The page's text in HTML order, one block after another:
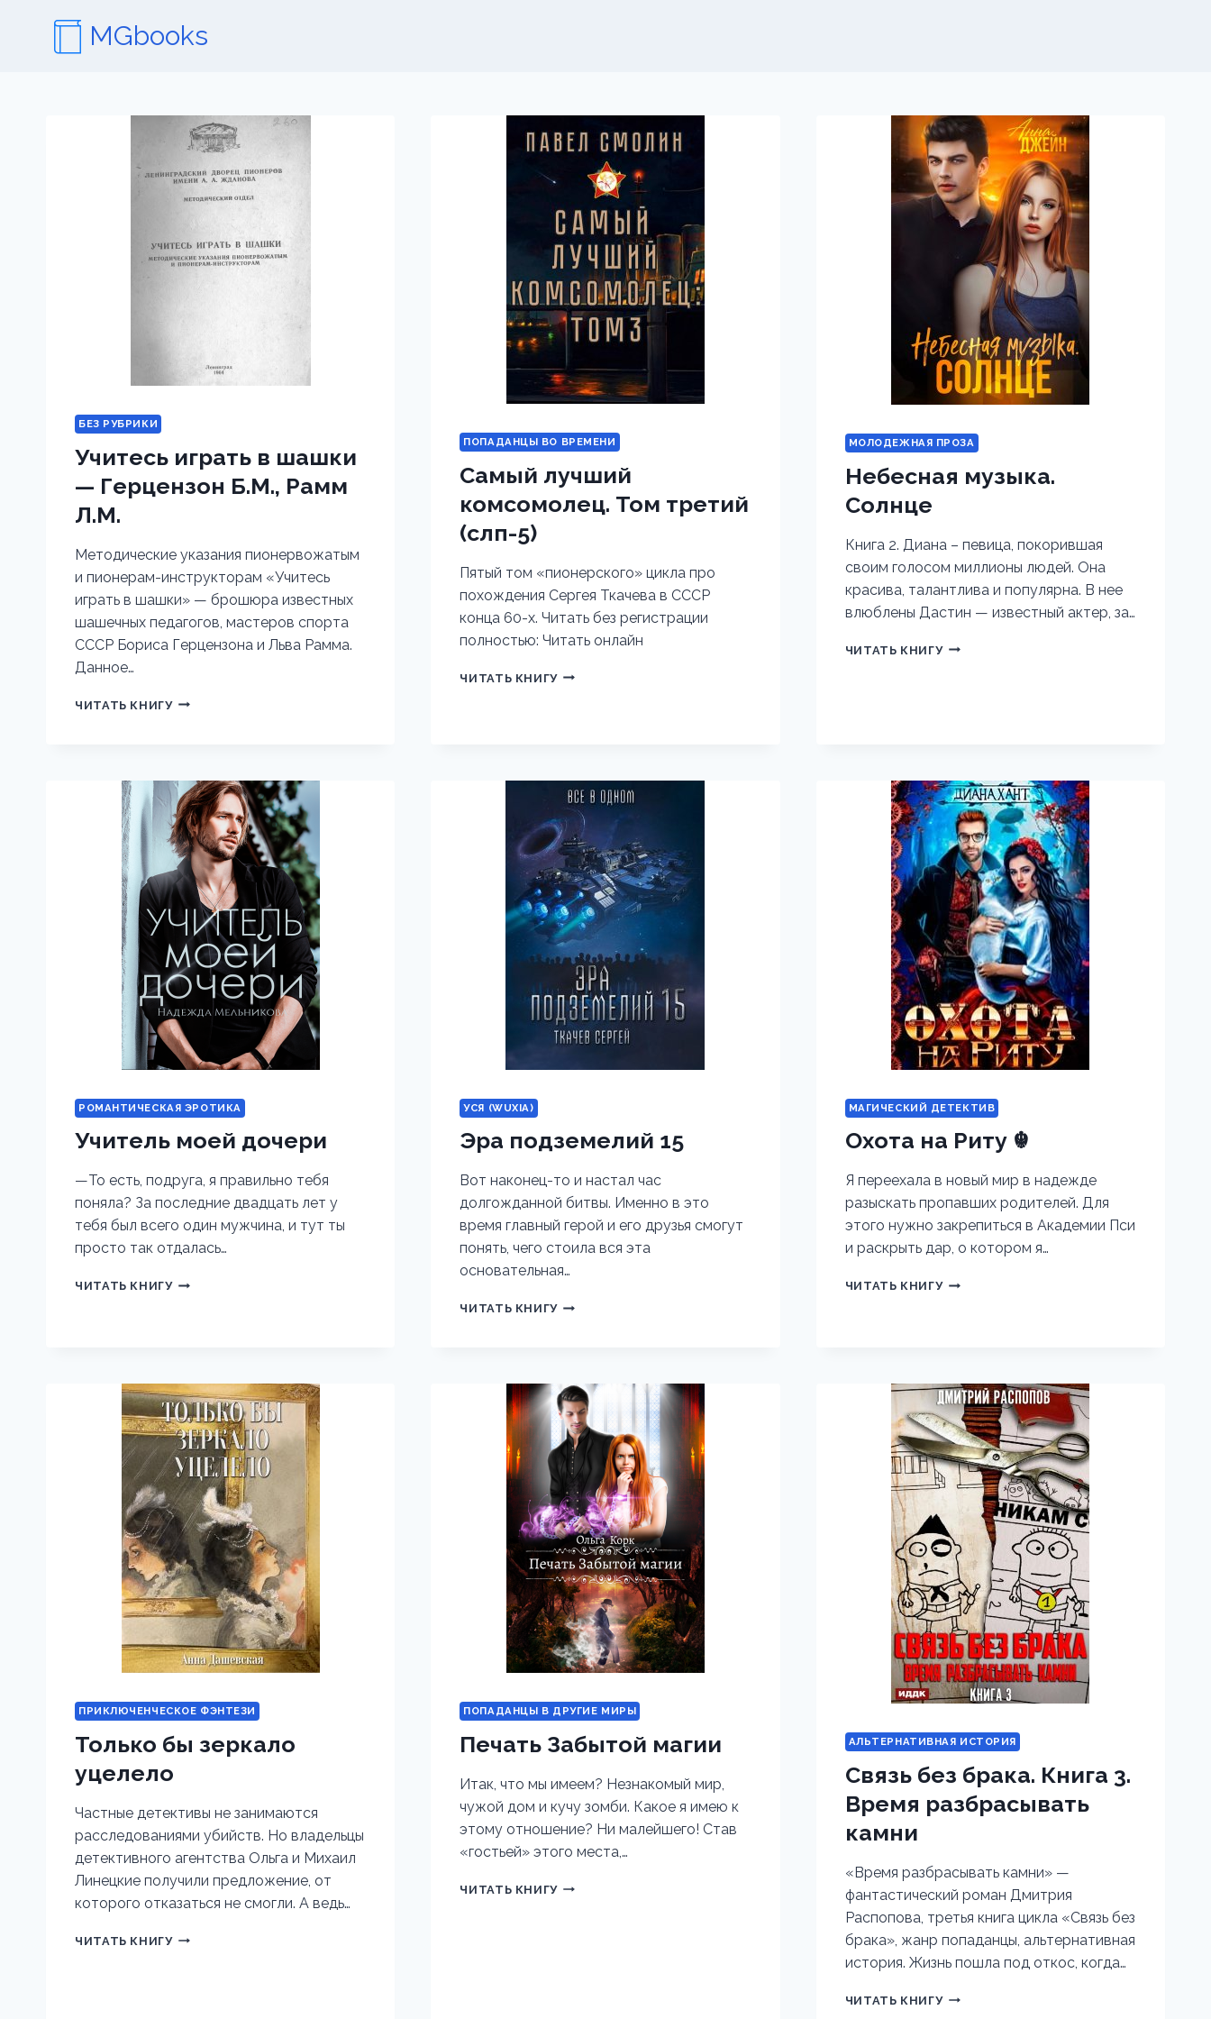
содержимому
MGbooks
БЕЗ РУБРИКИ
Учитесь играть в шашки
— Герцензон Б.М., Рамм
Л.М.
Методические указания пионервожатым
и пионерам-инструкторам «Учитесь
играть в шашки» — брошюра известных
шашечных педагогов, мастеров спорта
СССР Бориса Герцензона и Льва Рамма.
Данное…
ЧИТАТЬ КНИГУУЧИТЕСЬ
ГЕРЦЕНЗОН
Б.М.,
РАММ
Л.М.
ПОПАДАНЦЫ ВО ВРЕМЕНИ
Самый лучший
комсомолец. Том третий
(слп-5)
Пятый том «пионерского» цикла про
похождения Сергея Ткачева в СССР
конца 60-х. Читать без регистрации
полностью: Читать онлайн
ЧИТАТЬ КНИГУ САМЫЙ
МОЛОДЕЖНАЯ ПРОЗА
Небесная музыка.
Солнце
Книга 2. Диана – певица, покорившая
своим голосом миллионы людей. Она
красива, талантлива и популярна. В нее
влюблены Дастин — известный актер, за…
ЧИТАТЬ КНИГУНЕБЕСНАЯ
РОМАНТИЧЕСКАЯ ЭРОТИКА
Учитель моей дочери
—То есть, подруга, я правильно тебя
поняла? За последние двадцать лет у
тебя был всего один мужчина, и тут ты
просто так отдалась…
ЧИТАТЬ КНИГУУЧИТЕЛЬ
УСЯ (WUXIA)
Эра подземелий 15
Вот наконец-то и настал час
долгожданной битвы. Именно в это
время главный герой и его друзья смогут
понять, чего стоила вся эта
основательная…
ЧИТАТЬ КНИГУ ЭРА
МАГИЧЕСКИЙ ДЕТЕКТИВ
Охота на Риту ☬
Я переехала в новый мир в надежде
разыскать пропавших родителей. Для
этого нужно закрепиться в Академии Пси
и раскрыть дар, о котором я…
ЧИТАТЬ КНИГУОХОТА
ПРИКЛЮЧЕНЧЕСКОЕ ФЭНТЕЗИ
Только бы зеркало
уцелело
Частные детективы не занимаются
расследованиями убийств. Но владельцы
детективного агентства Ольга и Михаил
Линецкие получили предложение, от
которого отказаться не смогли. А ведь…
ЧИТАТЬ КНИГУТОЛЬКО
ПОПАДАНЦЫ В ДРУГИЕ МИРЫ
Печать Забытой магии
Итак, что мы имеем? Незнакомый мир,
чужой дом и кучу зомби. Какое я имею к
этому отношение? Ни малейшего! Став
«гостьей» этого места,…
ЧИТАТЬ КНИГУ ПЕЧАТЬ
АЛЬТЕРНАТИВНАЯ ИСТОРИЯ
Связь без брака. Книга 3.
Время разбрасывать
камни
«Время разбрасывать камни» —
фантастический роман Дмитрия
Распопова, третья книга цикла «Связь без
брака», жанр попаданцы, альтернативная
история. Жизнь пошла под откос, когда…
ЧИТАТЬ КНИГУСВЯЗЬ